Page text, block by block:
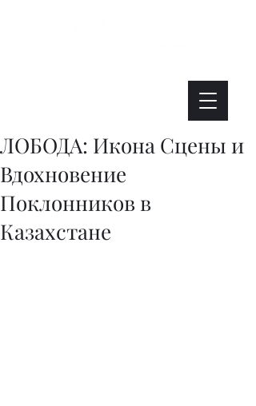
ЛОБОДА: Икона Сцены и
Вдохновение
Поклонников в
Казахстане